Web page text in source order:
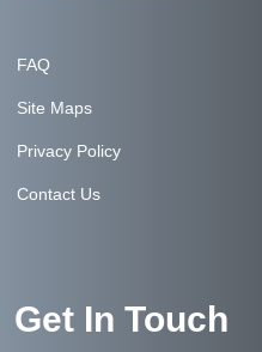
FAQ
Site Maps
Privacy Policy
Contact Us
Get In Touch